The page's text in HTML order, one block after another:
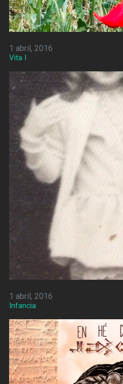
1 abril, 2016
Vita I
1 abril, 2016
Infancia